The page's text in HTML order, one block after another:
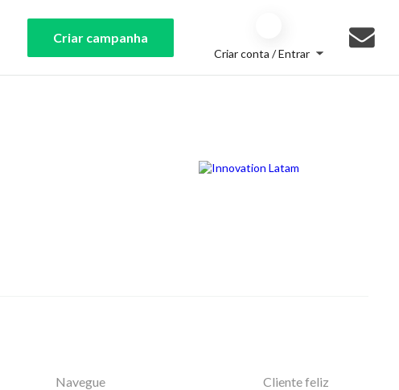
Criar campanha
Criar conta / Entrar
Navegue Cliente feliz